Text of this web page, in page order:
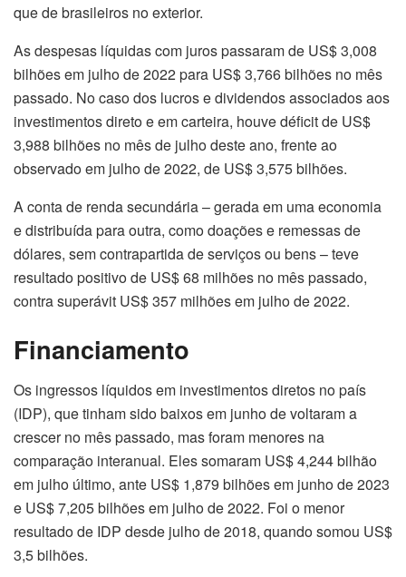
que de brasileiros no exterior.
As despesas líquidas com juros passaram de US$ 3,008
bilhões em julho de 2022 para US$ 3,766 bilhões no mês
passado. No caso dos lucros e dividendos associados aos
investimentos direto e em carteira, houve déficit de US$
3,988 bilhões no mês de julho deste ano, frente ao
observado em julho de 2022, de US$ 3,575 bilhões.
A conta de renda secundária – gerada em uma economia
e distribuída para outra, como doações e remessas de
dólares, sem contrapartida de serviços ou bens – teve
resultado positivo de US$ 68 milhões no mês passado,
contra superávit US$ 357 milhões em julho de 2022.
Financiamento
Os ingressos líquidos em investimentos diretos no país
(IDP), que tinham sido baixos em junho de voltaram a
crescer no mês passado, mas foram menores na
comparação interanual. Eles somaram US$ 4,244 bilhão
em julho último, ante US$ 1,879 bilhões em junho de 2023
e US$ 7,205 bilhões em julho de 2022. Foi o menor
resultado de IDP desde julho de 2018, quando somou US$
3,5 bilhões.